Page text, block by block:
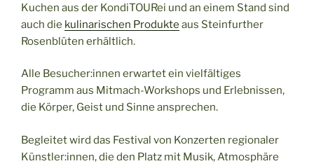
Kuchen aus der KondiTOURei und an einem Stand sind
auch die kulinarischen Produkte aus Steinfurther
Rosenblüten erhältlich.
Alle Besucher:innen erwartet ein vielfältiges
Programm aus Mitmach-Workshops und Erlebnissen,
die Körper, Geist und Sinne ansprechen.
Begleitet wird das Festival von Konzerten regionaler
Künstler:innen, die den Platz mit Musik, Atmosphäre